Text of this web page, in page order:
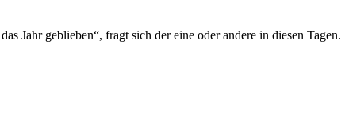
Jahr geblieben“, fragt sich der eine oder andere in diesen Tagen.